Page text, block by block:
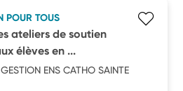
POUR TOUS
ateliers de soutien
élèves en ...
ENS CATHO SAINTE